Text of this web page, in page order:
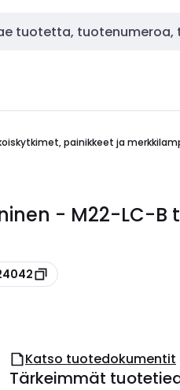
painikkeet ja
- M22-LC-B
Katso tuotedokumentit
Tärkeimmät